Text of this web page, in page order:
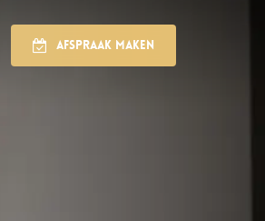
Afspraak maken